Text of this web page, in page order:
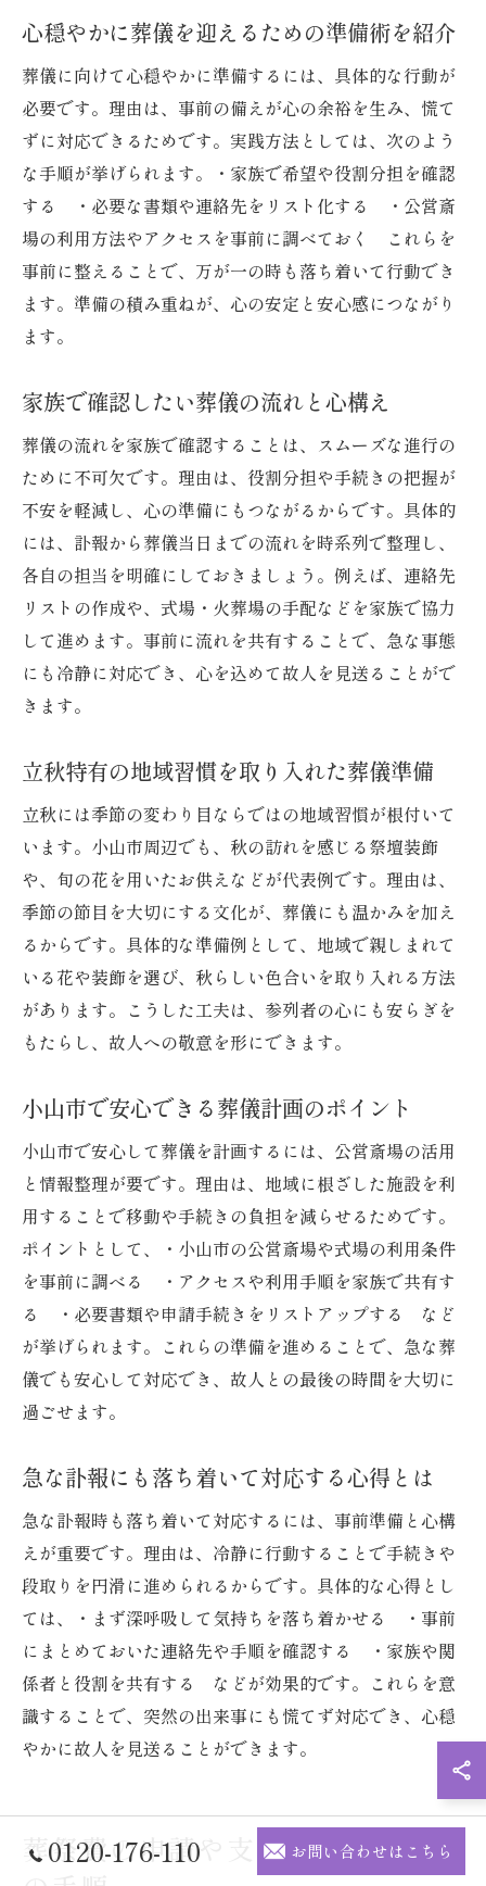
心穏やかに葬儀を迎えるための準備術を紹介
葬儀に向けて心穏やかに準備するには、具体的な行動が
必要です。理由は、事前の備えが心の余裕を生み、慌て
ずに対応できるためです。実践方法としては、次のよう
な手順が挙げられます。・家族で希望や役割分担を確認
する ・必要な書類や連絡先をリスト化する ・公営斎
場の利用方法やアクセスを事前に調べておく これらを
事前に整えることで、万が一の時も落ち着いて行動でき
ます。準備の積み重ねが、心の安定と安心感につながり
ます。
家族で確認したい葬儀の流れと心構え
葬儀の流れを家族で確認することは、スムーズな進行の
ために不可欠です。理由は、役割分担や手続きの把握が
不安を軽減し、心の準備にもつながるからです。具体的
には、訃報から葬儀当日までの流れを時系列で整理し、
各自の担当を明確にしておきましょう。例えば、連絡先
リストの作成や、式場・火葬場の手配などを家族で協力
して進めます。事前に流れを共有することで、急な事態
にも冷静に対応でき、心を込めて故人を見送ることがで
きます。
立秋特有の地域習慣を取り入れた葬儀準備
立秋には季節の変わり目ならではの地域習慣が根付いて
います。小山市周辺でも、秋の訪れを感じる祭壇装飾
や、旬の花を用いたお供えなどが代表例です。理由は、
季節の節目を大切にする文化が、葬儀にも温かみを加え
るからです。具体的な準備例として、地域で親しまれて
いる花や装飾を選び、秋らしい色合いを取り入れる方法
があります。こうした工夫は、参列者の心にも安らぎを
もたらし、故人への敬意を形にできます。
小山市で安心できる葬儀計画のポイント
小山市で安心して葬儀を計画するには、公営斎場の活用
と情報整理が要です。理由は、地域に根ざした施設を利
用することで移動や手続きの負担を減らせるためです。
ポイントとして、・小山市の公営斎場や式場の利用条件
を事前に調べる ・アクセスや利用手順を家族で共有す
る ・必要書類や申請手続きをリストアップする など
が挙げられます。これらの準備を進めることで、急な葬
儀でも安心して対応でき、故人との最後の時間を大切に
過ごせます。
急な訃報にも落ち着いて対応する心得とは
急な訃報時も落ち着いて対応するには、事前準備と心構
えが重要です。理由は、冷静に行動することで手続きや
段取りを円滑に進められるからです。具体的な心得とし
ては、・まず深呼吸して気持ちを落ち着かせる ・事前
にまとめておいた連絡先や手順を確認する ・家族や関
係者と役割を共有する などが効果的です。これらを意
識することで、突然の出来事にも慌てず対応でき、心穏
やかに故人を見送ることができます。
葬祭費の申請や支給額を知るため
0120-176-110 お問い合わせはこちら